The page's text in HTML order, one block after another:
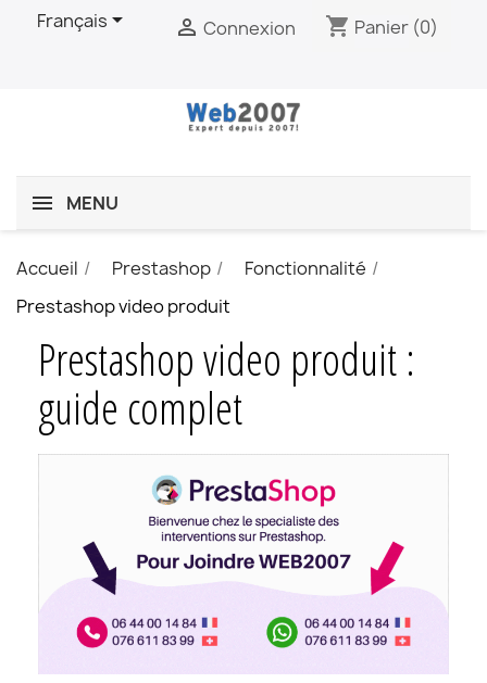
Français  Connexion shopping_cart Panier (0)
MENU
Accueil Prestashop
Fonctionnalité
Prestashop video produit
Prestashop video produit :
guide complet